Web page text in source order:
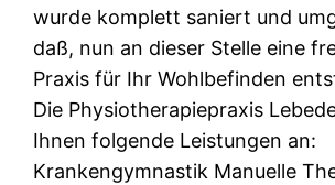
wurde komplett saniert und
daß, nun an dieser Stelle eine
Praxis für Ihr Wohlbefinden
Die Physiotherapiepraxis
Ihnen folgende Leistungen an:
Krankengymnastik Manuelle